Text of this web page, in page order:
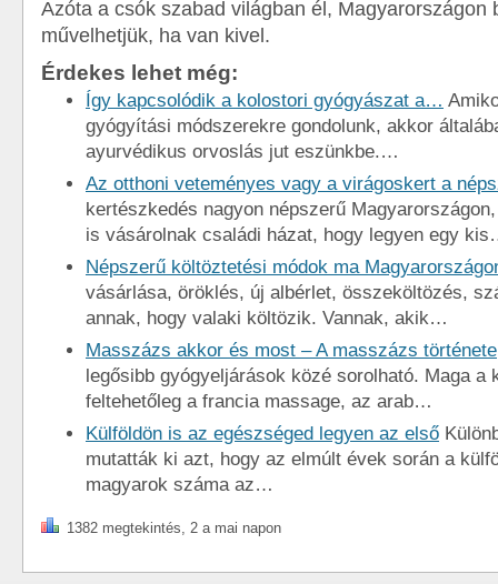
Azóta a csók szabad világban él, Magyarországon
művelhetjük, ha van kivel.
Érdekes lehet még:
Így kapcsolódik a kolostori gyógyászat a…
gyógyítási módszerekre gondolunk, akkor
ayurvédikus orvoslás jut eszünkbe.…
Az otthoni veteményes vagy a virágoskert a
kertészkedés nagyon népszerű
is vásárolnak családi házat, hogy legyen egy
Népszerű költöztetési módok ma
vásárlása, öröklés, új albérlet, összeköltözés,
annak, hogy valaki költözik. Vannak, akik…
Masszázs akkor és most – A masszázs története
legősibb gyógyeljárások közé sorolható. Maga a
feltehetőleg a francia massage, az arab…
Külföldön is az egészséged legyen az első
mutatták ki azt, hogy az elmúlt évek során a
magyarok száma az…
1382 megtekintés, 2 a mai napon